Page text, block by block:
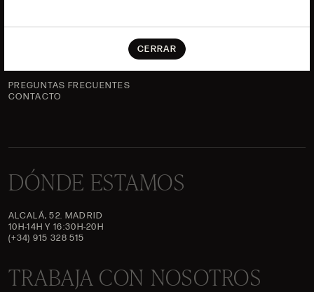
CERRARVALORACIONES
PREGUNTAS FRECUENTES
CONTACTO
DÓNDE ESTAMOS
ALCALÁ, 52. MADRID
10H-14H Y 16:30H-20H
(+34) 915 328 515
TRABAJA CON NOSOTROS